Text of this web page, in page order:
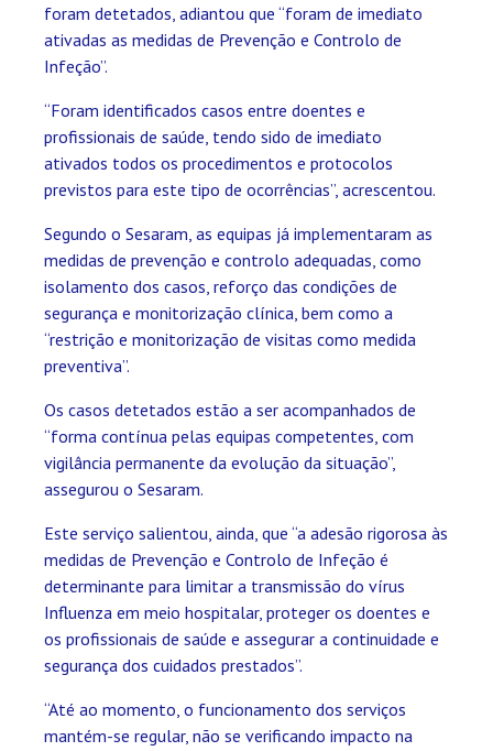
foram detetados, adiantou que “foram de imediato
ativadas as medidas de Prevenção e Controlo de
Infeção”.
“Foram identificados casos entre doentes e
profissionais de saúde, tendo sido de imediato
ativados todos os procedimentos e protocolos
previstos para este tipo de ocorrências”, acrescentou.
Segundo o Sesaram, as equipas já implementaram as
medidas de prevenção e controlo adequadas, como
isolamento dos casos, reforço das condições de
segurança e monitorização clínica, bem como a
“restrição e monitorização de visitas como medida
preventiva”.
Os casos detetados estão a ser acompanhados de
“forma contínua pelas equipas competentes, com
vigilância permanente da evolução da situação”,
assegurou o Sesaram.
Este serviço salientou, ainda, que “a adesão rigorosa às
medidas de Prevenção e Controlo de Infeção é
determinante para limitar a transmissão do vírus
Influenza em meio hospitalar, proteger os doentes e
os profissionais de saúde e assegurar a continuidade e
segurança dos cuidados prestados”.
“Até ao momento, o funcionamento dos serviços
mantém-se regular, não se verificando impacto na